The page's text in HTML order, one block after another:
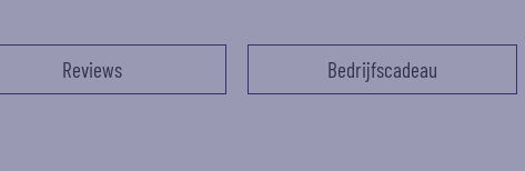
Reviews Bedrijfscadeau